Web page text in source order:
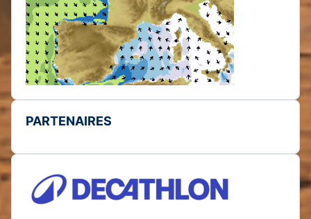
PARTENAIRES